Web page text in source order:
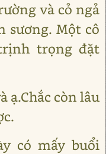
và cỏ ngả
sương. Một cô
trọng đặt
ạ.Chắc còn lâu
có mấy buổi